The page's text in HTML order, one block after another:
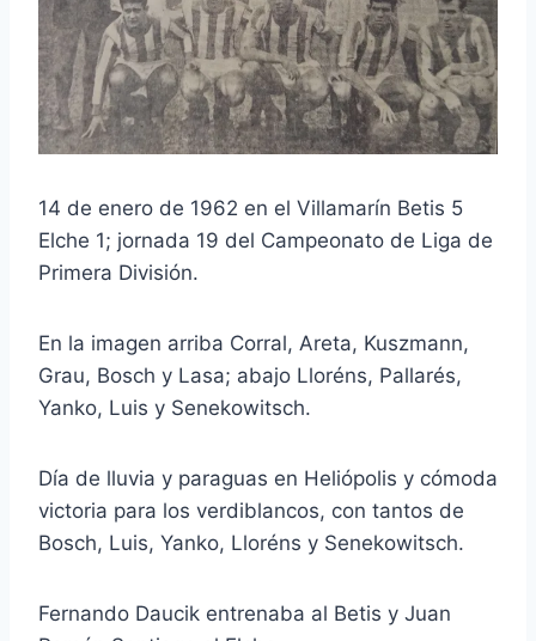
14 de enero de 1962 en el Villamarín Betis 5
Elche 1; jornada 19 del Campeonato de Liga de
Primera División.
En la imagen arriba Corral, Areta, Kuszmann,
Grau, Bosch y Lasa; abajo Lloréns, Pallarés,
Yanko, Luis y Senekowitsch.
Día de lluvia y paraguas en Heliópolis y cómoda
victoria para los verdiblancos, con tantos de
Bosch, Luis, Yanko, Lloréns y Senekowitsch.
Fernando Daucik entrenaba al Betis y Juan